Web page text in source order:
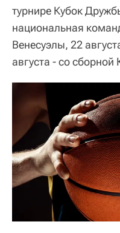
турнире Кубок
национальная
Венесуэлы, 22
августа - со сборной